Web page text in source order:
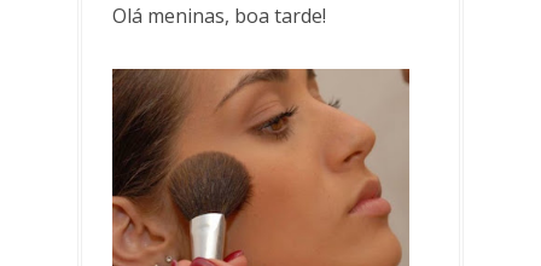
Olá meninas, boa tarde!